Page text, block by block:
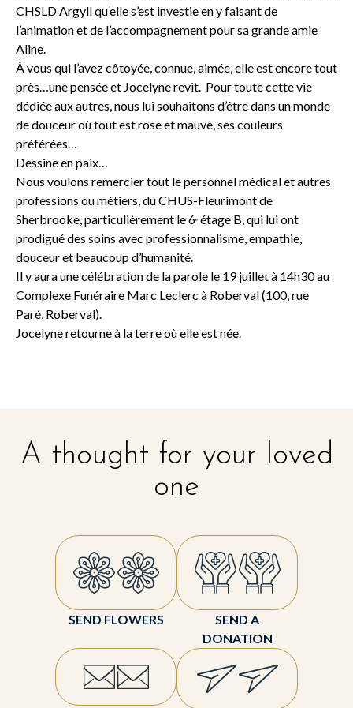
CHSLD Argyll qu’elle s’est investie en y faisant de
l’animation et de l’accompagnement pour sa grande amie
Aline.
À vous qui l’avez côtoyée, connue, aimée, elle est encore tout
près…une pensée et Jocelyne revit. Pour toute cette vie
dédiée aux autres, nous lui souhaitons d’être dans un monde
de douceur où tout est rose et mauve, ses couleurs
préférées…
Dessine en paix…
Nous voulons remercier tout le personnel médical et autres
professions ou métiers, du CHUS-Fleurimont de
Sherbrooke, particulièrement le 6e étage B, qui lui ont
prodigué des soins avec professionnalisme, empathie,
douceur et beaucoup d’humanité.
Il y aura une célébration de la parole le 19 juillet à 14h30 au
Complexe Funéraire Marc Leclerc à Roberval (100, rue
Paré, Roberval).
Jocelyne retourne à la terre où elle est née.
A thought for your loved
one
SEND FLOWERS
SEND A
DONATION